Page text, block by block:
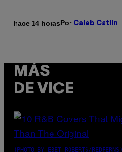
hace 14 horasPor Caleb Catlin
MÁS
DE VICE
(PHOTO BY EBET ROBERTS/REDFERNS)